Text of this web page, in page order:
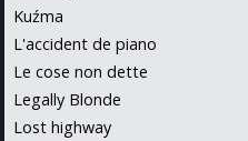
Kuźma
L'accident de piano
Le cose non dette
Legally Blonde
Lost highway